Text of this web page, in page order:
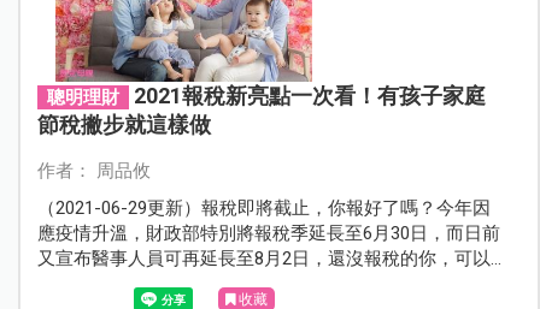
聰明理財
2021報稅新亮點一次看！有孩子家庭
節稅撇步就這樣做
作者： 周品攸
（2021-06-29更新）報稅即將截止，你報好了嗎？今年因
應疫情升溫，財政部特別將報稅季延長至6月30日，而日前
又宣布醫事人員可再延長至8月2日，還沒報稅的你，可以
善用手機報稅的方式，不僅快速又便利，還能降低群聚感
收藏